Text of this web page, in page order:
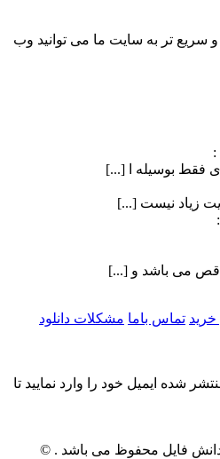
سریع تر به سایت ما می توانید وب
:
فقط بوسیله ا [...]
می باشد و [...]
تماس باما مشکلات دانلود
شده ایمیل خود را وارد نمایید تا
فایل محفوظ می باشد . ©